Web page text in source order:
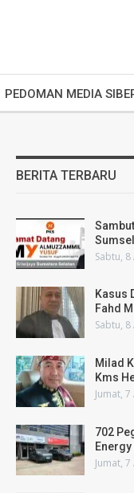
PEDOMAN MEDIA
BERITA TERBARU
Sabtu,
Kasus
Fahd
Sabtu,
Milad
Kms
Jumat,
702
Energy
Jumat,